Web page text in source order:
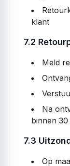
klant
7.2
Meld
Na
binnen 30
7.3
Op